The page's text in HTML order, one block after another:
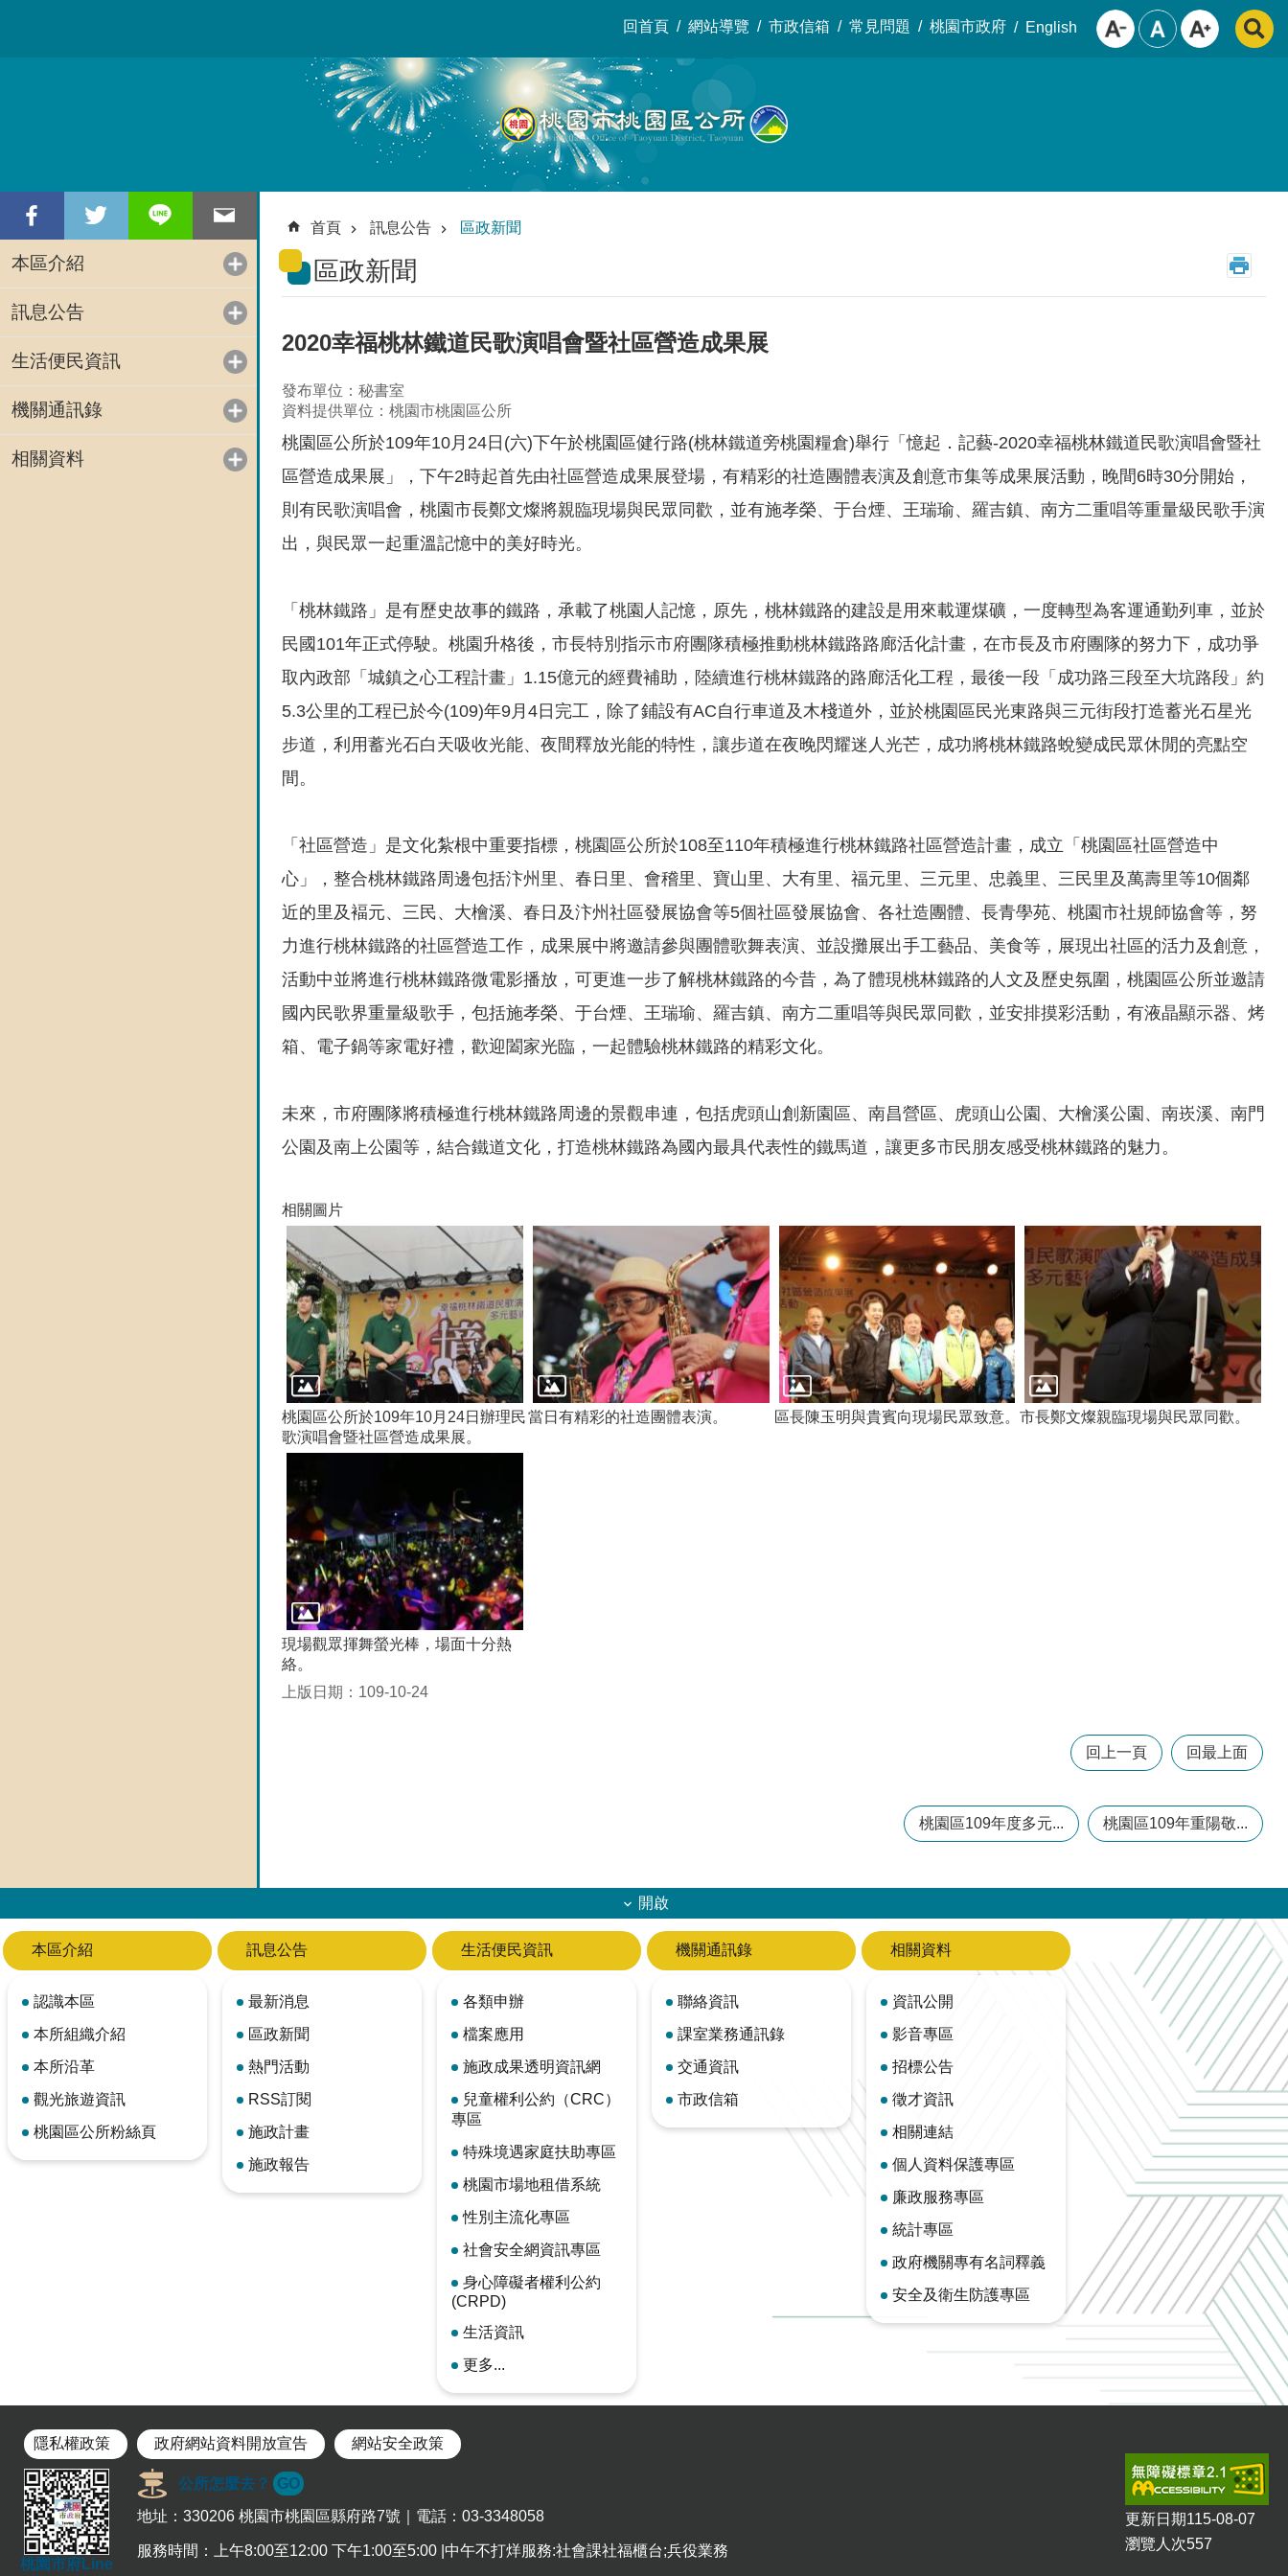
回首頁 網站導覽 市政信箱 常見問題 桃園市政府 English
本區介紹
訊息公告
生活便民資訊
機關通訊錄
相關資料
首頁 訊息公告 區政新聞
區政新聞
2020幸福桃林鐵道民歌演唱會暨社區營造成果展
發布單位：秘書室
資料提供單位：桃園市桃園區公所
桃園區公所於109年10月24日(六)下午於桃園區健行路(桃林鐵道旁桃園糧倉)舉行「憶起．記藝-2020幸福桃林鐵道民歌演唱會暨社
區營造成果展」，下午2時起首先由社區營造成果展登場，有精彩的社造團體表演及創意市集等成果展活動，晚間6時30分開始，
則有民歌演唱會，桃園市長鄭文燦將親臨現場與民眾同歡，並有施孝榮、于台煙、王瑞瑜、羅吉鎮、南方二重唱等重量級民歌手演
出，與民眾一起重溫記憶中的美好時光。
「桃林鐵路」是有歷史故事的鐵路，承載了桃園人記憶，原先，桃林鐵路的建設是用來載運煤礦，一度轉型為客運通勤列車，並於
民國101年正式停駛。桃園升格後，市長特別指示市府團隊積極推動桃林鐵路路廊活化計畫，在市長及市府團隊的努力下，成功爭
取內政部「城鎮之心工程計畫」1.15億元的經費補助，陸續進行桃林鐵路的路廊活化工程，最後一段「成功路三段至大坑路段」約
5.3公里的工程已於今(109)年9月4日完工，除了鋪設有AC自行車道及木棧道外，並於桃園區民光東路與三元街段打造蓄光石星光
步道，利用蓄光石白天吸收光能、夜間釋放光能的特性，讓步道在夜晚閃耀迷人光芒，成功將桃林鐵路蛻變成民眾休閒的亮點空
間。
「社區營造」是文化紮根中重要指標，桃園區公所於108至110年積極進行桃林鐵路社區營造計畫，成立「桃園區社區營造中
心」，整合桃林鐵路周邊包括汴州里、春日里、會稽里、寶山里、大有里、福元里、三元里、忠義里、三民里及萬壽里等10個鄰
近的里及褔元、三民、大檜溪、春日及汴州社區發展協會等5個社區發展協會、各社造團體、長青學苑、桃園市社規師協會等，努
力進行桃林鐵路的社區營造工作，成果展中將邀請參與團體歌舞表演、並設攤展出手工藝品、美食等，展現出社區的活力及創意，
活動中並將進行桃林鐵路微電影播放，可更進一步了解桃林鐵路的今昔，為了體現桃林鐵路的人文及歷史氛圍，桃園區公所並邀請
國內民歌界重量級歌手，包括施孝榮、于台煙、王瑞瑜、羅吉鎮、南方二重唱等與民眾同歡，並安排摸彩活動，有液晶顯示器、烤
箱、電子鍋等家電好禮，歡迎闔家光臨，一起體驗桃林鐵路的精彩文化。
未來，市府團隊將積極進行桃林鐵路周邊的景觀串連，包括虎頭山創新園區、南昌營區、虎頭山公園、大檜溪公園、南崁溪、南門
公園及南上公園等，結合鐵道文化，打造桃林鐵路為國內最具代表性的鐵馬道，讓更多市民朋友感受桃林鐵路的魅力。
相關圖片
桃園區公所於109年10月24日辦理民
歌演唱會暨社區營造成果展。
當日有精彩的社造團體表演。 區長陳玉明與貴賓向現場民眾致意。 市長鄭文燦親臨現場與民眾同歡。
現場觀眾揮舞螢光棒，場面十分熱
絡。
上版日期：109-10-24
回上一頁 回最上面
桃園區109年度多元... 桃園區109年重陽敬...
開啟
本區介紹
認識本區
本所組織介紹
本所沿革
觀光旅遊資訊
桃園區公所粉絲頁
訊息公告
最新消息
區政新聞
熱門活動
RSS訂閱
施政計畫
施政報告
生活便民資訊
各類申辦
檔案應用
施政成果透明資訊網
兒童權利公約（CRC）
專區
特殊境遇家庭扶助專區
桃園市場地租借系統
性別主流化專區
社會安全網資訊專區
身心障礙者權利公約
(CRPD)
生活資訊
更多...
機關通訊錄
聯絡資訊
課室業務通訊錄
交通資訊
市政信箱
相關資料
資訊公開
影音專區
招標公告
徵才資訊
相關連結
個人資料保護專區
廉政服務專區
統計專區
政府機關專有名詞釋義
安全及衛生防護專區
隱私權政策 政府網站資料開放宣告 網站安全政策
桃園市府Line
公所怎麼去？
GO
地址：330206 桃園市桃園區縣府路7號｜電話：03-3348058
服務時間：上午8:00至12:00 下午1:00至5:00 |中午不打烊服務:社會課社福櫃台;兵役業務
更新日期115-08-07
瀏覽人次557